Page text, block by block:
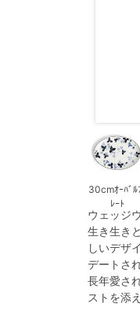
30cmｵｰﾊﾞﾙ
ﾚｰﾄ
ウェッジ
生き生き
しいデザ
デートさ
長年愛さ
ストを添